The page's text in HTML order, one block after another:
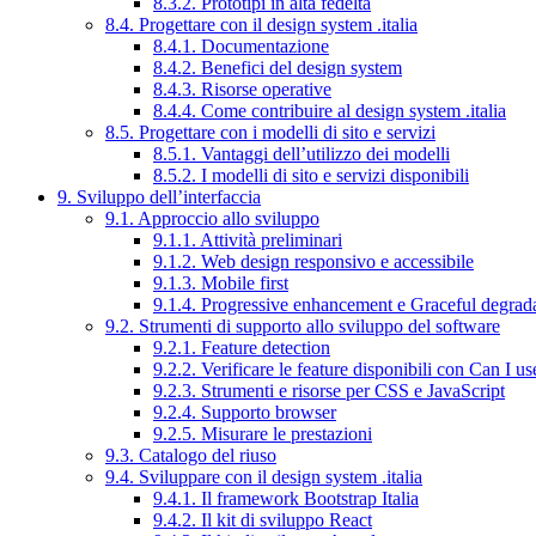
8.4. Progettare con il design system .italia
8.4.1. Documentazione
8.4.2. Benefici del design system
8.4.3. Risorse operative
8.4.4. Come contribuire al design system .italia
8.5. Progettare con i modelli di sito e servizi
8.5.1. Vantaggi dell’utilizzo dei modelli
8.5.2. I modelli di sito e servizi disponibili
9. Sviluppo dell’interfaccia
9.1. Approccio allo sviluppo
9.1.1. Attività preliminari
9.1.2. Web design responsivo e accessibile
9.1.3. Mobile first
9.1.4. Progressive enhancement e Graceful
9.2. Strumenti di supporto allo sviluppo del software
9.2.1. Feature detection
9.2.2. Verificare le feature disponibili con Can I
9.2.3. Strumenti e risorse per CSS e JavaScript
9.2.4. Supporto browser
9.2.5. Misurare le prestazioni
9.3. Catalogo del riuso
9.4. Sviluppare con il design system .italia
9.4.1. Il framework Bootstrap Italia
9.4.2. Il kit di sviluppo React